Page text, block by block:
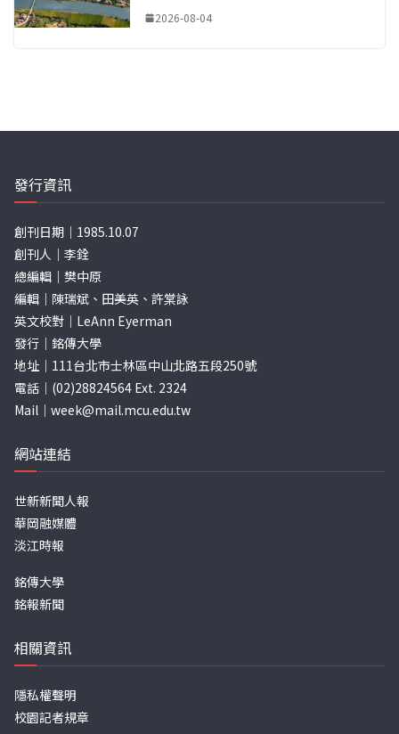
2026-08-04
發行資訊
創刊日期｜1985.10.07
創刊人｜李銓
總編輯｜樊中原
編輯｜陳瑞斌、田美英、許棠詠
英文校對｜LeAnn Eyerman
發行｜銘傳大學
地址｜111台北市士林區中山北路五段250號
電話｜(02)28824564 Ext. 2324
Mail｜ week@mail.mcu.edu.tw
網站連結
世新新聞人報
華岡融媒體
淡江時報
銘傳大學
銘報新聞
相關資訊
隱私權聲明
校園記者規章